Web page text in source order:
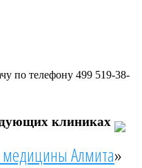
по телефону 499 519-38-
клиниках
Алмита»